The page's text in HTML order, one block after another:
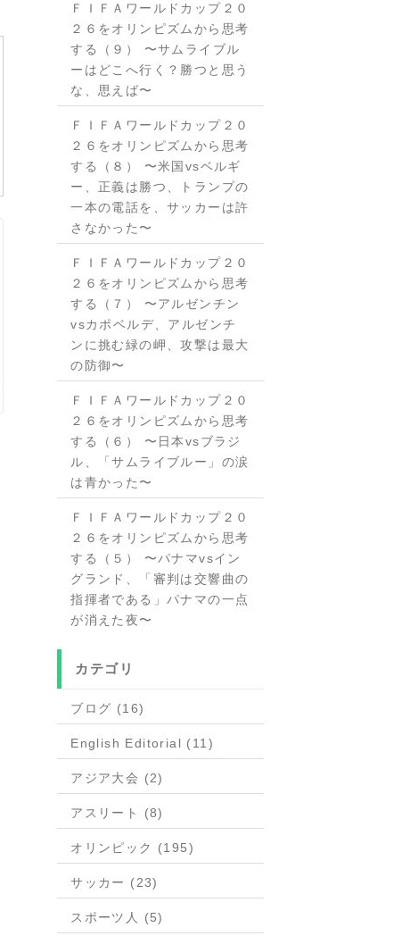
ＦＩＦＡワールドカップ２０
２６をオリンピズムから思考
する（９） 〜サムライブル
ーはどこへ行く？勝つと思う
な、思えば〜
ＦＩＦＡワールドカップ２０
２６をオリンピズムから思考
する（８） 〜米国vsベルギ
ー、正義は勝つ、トランプの
一本の電話を、サッカーは許
さなかった〜
ＦＩＦＡワールドカップ２０
２６をオリンピズムから思考
する（７） 〜アルゼンチン
vsカポベルデ、アルゼンチ
ンに挑む緑の岬、攻撃は最大
の防御〜
ＦＩＦＡワールドカップ２０
２６をオリンピズムから思考
する（６） 〜日本vsブラジ
ル、「サムライブルー」の涙
は青かった〜
ＦＩＦＡワールドカップ２０
２６をオリンピズムから思考
する（５） 〜パナマvsイン
グランド、「審判は交響曲の
指揮者である」パナマの一点
が消えた夜〜
カテゴリ
ブログ (16)
English Editorial (11)
アジア大会 (2)
アスリート (8)
オリンピック (195)
サッカー (23)
スポーツ人 (5)